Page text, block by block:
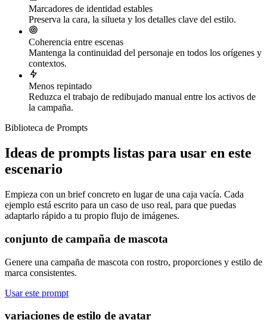
Marcadores de identidad estables
Preserva la cara, la silueta y los detalles clave del estilo.
Coherencia entre escenas
Mantenga la continuidad del personaje en todos los orígenes y
contextos.
Menos repintado
Reduzca el trabajo de redibujado manual entre los activos de
la campaña.
Biblioteca de Prompts
Ideas de prompts listas para usar en este
escenario
Empieza con un brief concreto en lugar de una caja vacía. Cada
ejemplo está escrito para un caso de uso real, para que puedas
adaptarlo rápido a tu propio flujo de imágenes.
conjunto de campaña de mascota
Genere una campaña de mascota con rostro, proporciones y estilo de
marca consistentes.
Usar este prompt
variaciones de estilo de avatar